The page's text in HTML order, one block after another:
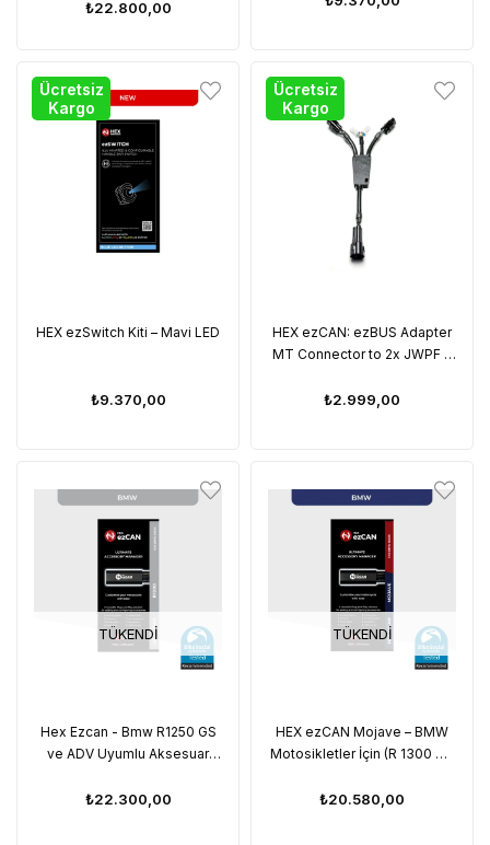
₺22.800,00
HEX ezSwitch Kiti – Mavi LED
₺9.370,00
Ücretsiz
Kargo
HEX ezCAN: ezBUS Adapter
MT Connector to 2x JWPF +
₺2.999,00
Ücretsiz
Kargo
TÜKENDI
Hex Ezcan - Bmw R1250 GS
ve ADV Uyumlu Aksesuar
₺22.300,00
TÜKENDI
HEX ezCAN Mojave – BMW
Motosikletler İçin (R 1300 GS
G/S
₺20.580,00